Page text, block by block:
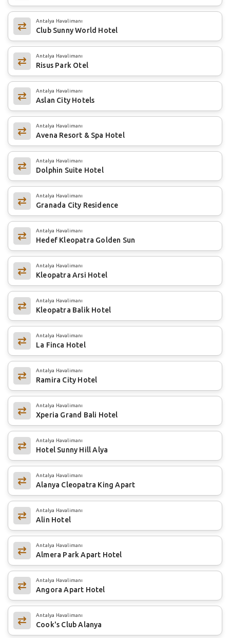
Antalya Havalimanı
Club Sunny World Hotel
Antalya Havalimanı
Risus Park Otel
Antalya Havalimanı
Aslan City Hotels
Antalya Havalimanı
Avena Resort & Spa Hotel
Antalya Havalimanı
Dolphin Suite Hotel
Antalya Havalimanı
Granada City Residence
Antalya Havalimanı
Hedef Kleopatra Golden Sun
Antalya Havalimanı
Kleopatra Arsi Hotel
Antalya Havalimanı
Kleopatra Balik Hotel
Antalya Havalimanı
La Finca Hotel
Antalya Havalimanı
Ramira City Hotel
Antalya Havalimanı
Xperia Grand Bali Hotel
Antalya Havalimanı
Hotel Sunny Hill Alya
Antalya Havalimanı
Alanya Cleopatra King Apart
Antalya Havalimanı
Alin Hotel
Antalya Havalimanı
Almera Park Apart Hotel
Antalya Havalimanı
Angora Apart Hotel
Antalya Havalimanı
Cook's Club Alanya